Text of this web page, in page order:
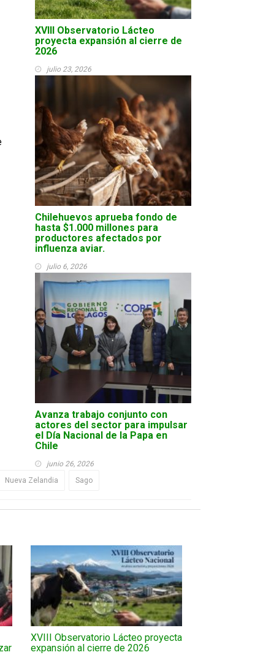
XVIII Observatorio Lácteo
proyecta expansión al cierre de
2026
julio 23, 2026
Chilehuevos aprueba fondo de
hasta $1.000 millones para
productores afectados por
influenza aviar.
julio 6, 2026
Avanza trabajo conjunto con
actores del sector para impulsar
el Día Nacional de la Papa en
Chile
junio 26, 2026
Nueva Zelandia Sago
XVIII Observatorio Lácteo proyecta
expansión al cierre de 2026